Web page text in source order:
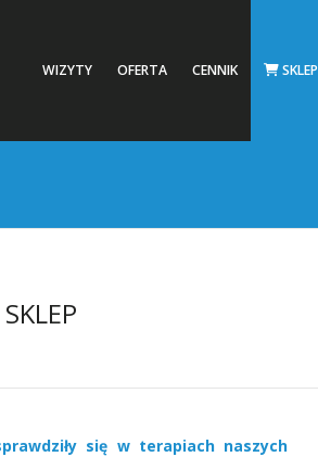
WIZYTY OFERTA CENNIK SKLEP
SKLEP
się w terapiach naszych